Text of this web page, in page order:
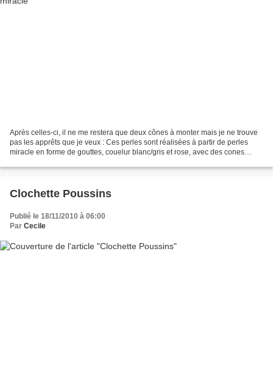
Après celles-ci, il ne me restera que deux cônes à monter mais je ne trouve
pas les apprêts que je veux : Ces perles sont réalisées à partir de perles
miracle en forme de gouttes, couelur blanc/gris et rose, avec des cones
Clochette Poussins
Publié le 18/11/2010 à 06:00
Par Cecile